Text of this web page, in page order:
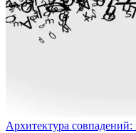
Архитектура